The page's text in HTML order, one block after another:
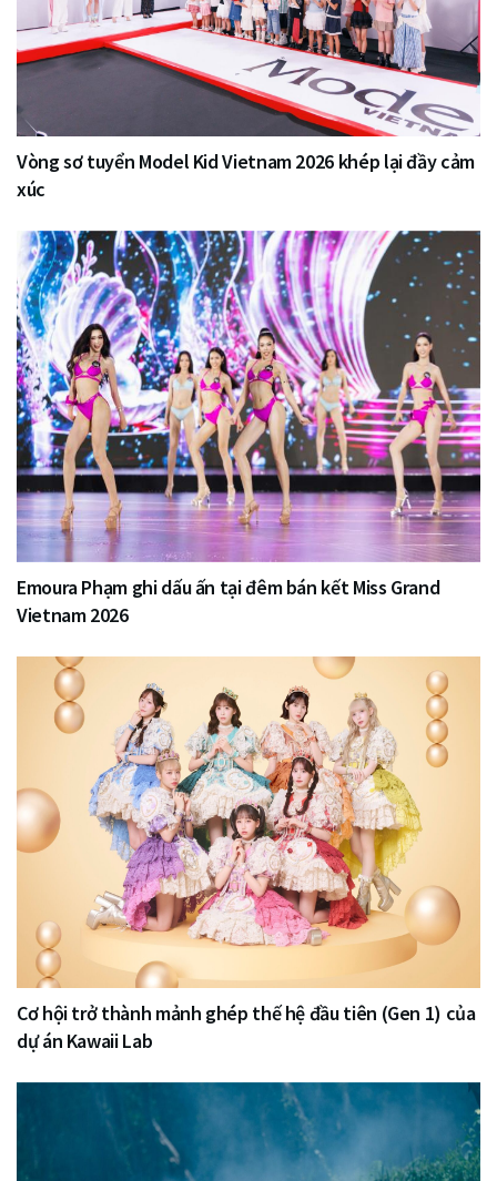
Vòng sơ tuyển Model Kid Vietnam 2026 khép lại đầy cảm
xúc
Emoura Phạm ghi dấu ấn tại đêm bán kết Miss Grand
Vietnam 2026
Cơ hội trở thành mảnh ghép thế hệ đầu tiên (Gen 1) của
dự án Kawaii Lab